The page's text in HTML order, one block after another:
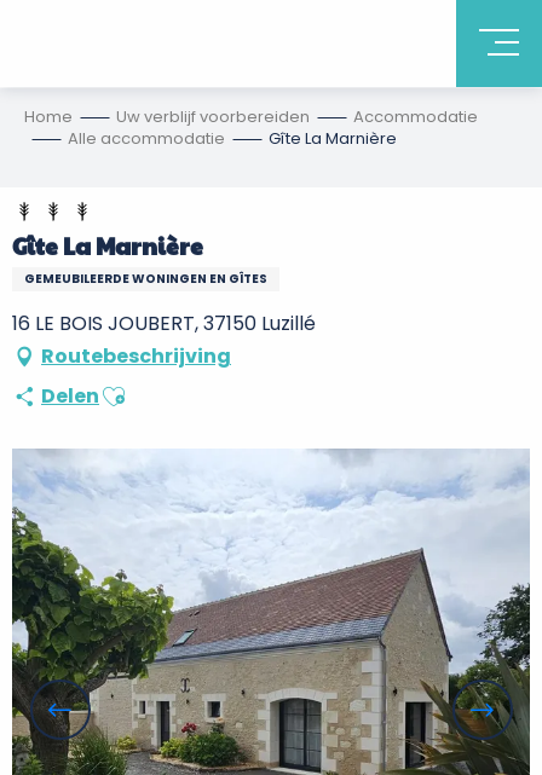
Home Uw verblijf voorbereiden
Accommodatie
Alle accommodatie
Gîte La Marnière
Gîte La Marnière
GEMEUBILEERDE WONINGEN EN GÎTES
16 LE BOIS JOUBERT, 37150 Luzillé
Routebeschrijving
DelenAjouter aux favoris